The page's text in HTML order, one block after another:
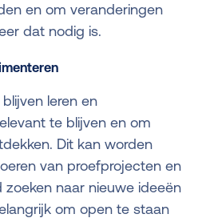
en om veranderingen
dat nodig is.
leren en
te blijven en om
Dit kan worden
van proefprojecten en
naar nieuwe ideeën
om open te staan